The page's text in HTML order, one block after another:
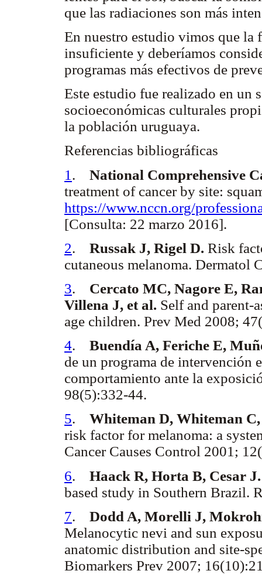
que las radiaciones son más
En nuestro estudio vimos que la
insuficiente y deberíamos
programas más efectivos de
Este estudio fue realizado en un
socioeconómicas culturales
la población uruguaya.
Referencias bibliográficas
1 . National Comprehensive
treatment of cancer by site:
https://www.nccn.org/
[Consulta: 22 marzo 2016].
2. Russak J, Rigel D. Risk
cutaneous melanoma.
3. Cercato MC, Nagore E,
Villena J, et al. Self and parent-
age children. Prev Med 2008;
4. Buendía A, Feriche E,
de un programa de intervención
comportamiento ante la
98(5):332-44.
5. Whiteman D, Whiteman
risk factor for melanoma: a
Cancer Causes Control 2001;
6. Haack R, Horta B, Cesar J.
based study in Southern Brazil.
7. Dodd A, Morelli J,
Melanocytic nevi and sun
anatomic distribution and site-
Biomarkers Prev 2007;